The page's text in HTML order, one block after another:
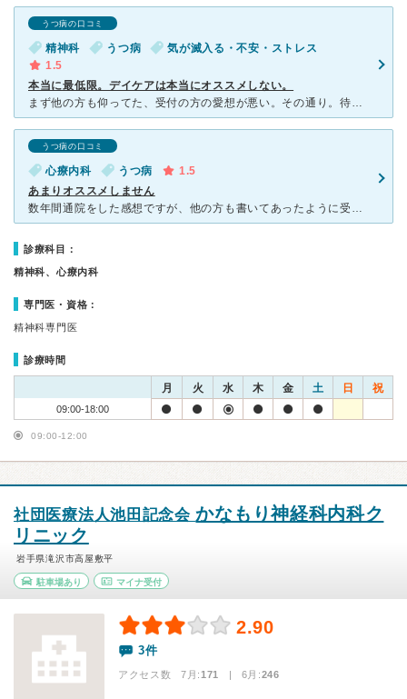
うつ病の口コミ
精神科 うつ病
気が滅入る・不安・ストレス
1.5
本当に最低限。デイケアは本当にオススメしない。
まず他の方も仰ってた、受付の方の愛想が悪い。その通り。待ち時間が基本は短い事と、長期間分お薬をいただけるからそれはメリット。 先生は経験積んでいらっしゃるのは話してて分かるが、先生から問うことはほぼ
うつ病の口コミ
心療内科 うつ病
1.5
あまりオススメしません
数年間通院をした感想ですが、他の方も書いてあったように受け付けの方も無愛想です(電話対応でも無愛想です)医師も発達障害を得意としてるせいか、一般的な精神障害への対応は良いと言う評価はし難いです。診察は
診療科目：
精神科、心療内科
専門医・資格：
精神科専門医
診療時間
月 火 水 木 金 土 日 祝
09:00-18:00
09:00-12:00
社団医療法人池田記念会かなもり神経科内科ク
リニック
岩手県滝沢市高屋敷平
駐車場あり マイナ受付
2.90
3件
アクセス数 7月:171 | 6月:246